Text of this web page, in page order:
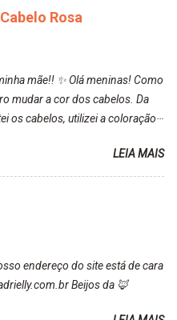
Cabelo antes: Cabelo
tinta, eu achei ela muito liquida,
Meu banheiro inteiro ficou
corpo todo, porém, ela tem
(Deu para perceber kkk) Sem
Rosa
mãe!! ✨ Olá meninas! Como
mudar a cor dos cabelos. Da
os cabelos, utilizei a coloração
cabelo estava platinado. O tom
cobriu muito bem e não
meu cabelo teve um bom
ele ficou um rosa bem suave,
LEIA MAIS
endereço do site está de cara
Beijos da 🦊